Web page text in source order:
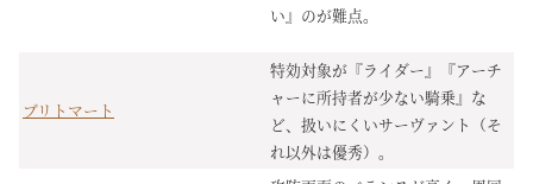
い』のが難点。
ブリトマート
特効対象が『ライダー』『アーチ
ャーに所持者が少ない騎乗』な
ど、扱いにくいサーヴァント（そ
れ以外は優秀）。